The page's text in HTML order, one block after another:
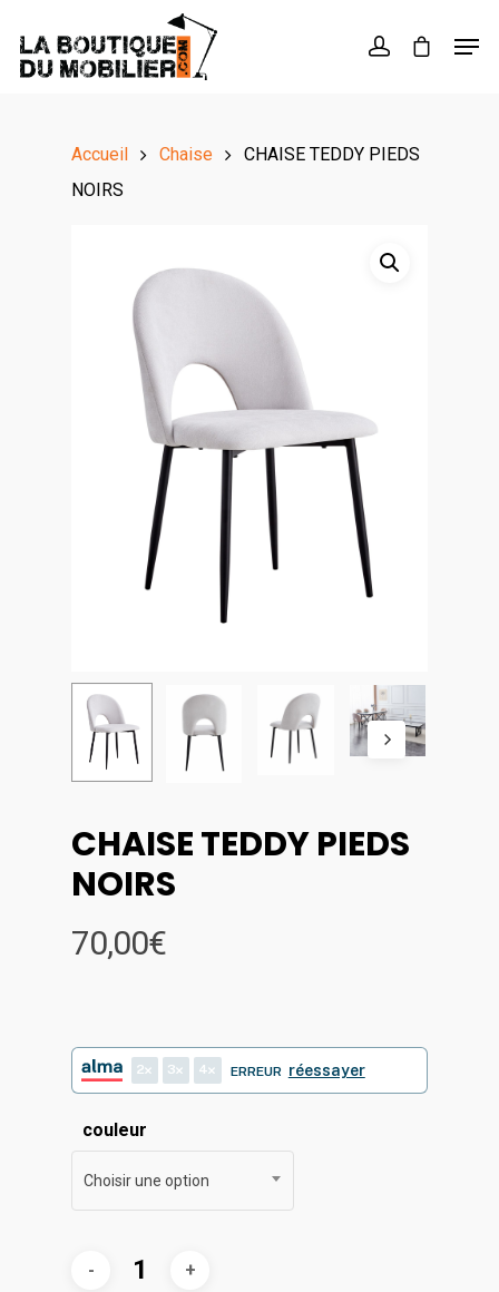
Accueil Chaise
CHAISE TEDDY PIEDS
NOIRS
CHAISE TEDDY PIEDS
NOIRS
70,00€
2 3 4 ERREUR réessayer
couleur
Choisir une option